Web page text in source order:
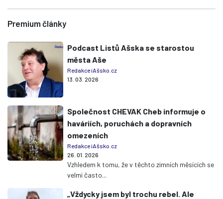
Premium články
Podcast Listů Ašska se starostou
města Aše
Redakce iAšsko.cz
13. 03. 2026
Společnost CHEVAK Cheb informuje o
haváriích, poruchách a dopravních
omezeních
Redakce iAšsko.cz
26. 01. 2026
Vzhledem k tomu, že v těchto zimních měsících se
velmi často...
„Vždycky jsem byl trochu rebel. Ale